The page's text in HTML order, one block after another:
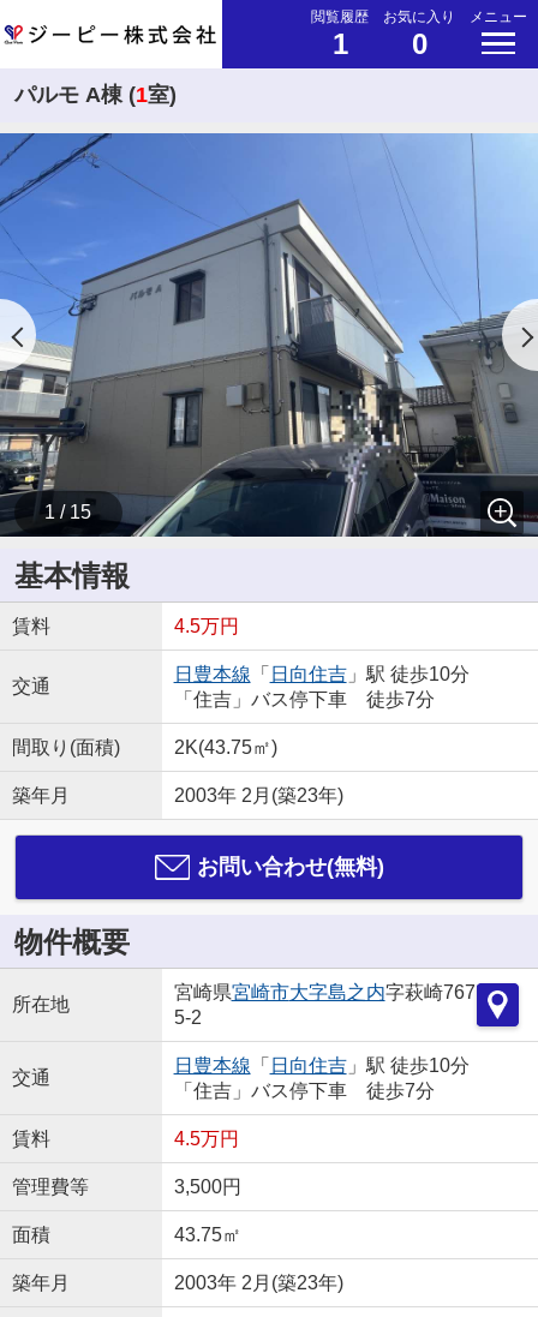
閲覧履歴
1
お気に入り
0
メニュー
パルモ A棟 (1室)
1 / 15
基本情報
賃料 4.5万円
交通
日豊本線 「 日向住吉」駅 徒歩10分
「住吉」バス停下車 徒歩7分
間取り(面積) 2K(43.75㎡)
築年月 2003年 2月(築23年)
お問い合わせ(無料)
物件概要
所在地
宮崎県宮崎市大字島之内字萩崎767
5-2
交通
日豊本線 「 日向住吉」駅 徒歩10分
「住吉」バス停下車 徒歩7分
賃料 4.5万円
管理費等 3,500円
面積 43.75㎡
築年月 2003年 2月(築23年)